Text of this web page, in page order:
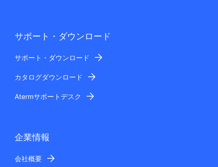
サポート・ダウンロード
サポート・ダウンロード
カタログダウンロード
Atermサポートデスク
企業情報
会社概要